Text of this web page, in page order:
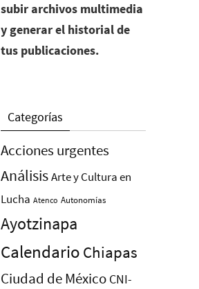
subir archivos multimedia
y generar el historial de
tus publicaciones.
Categorías
Acciones urgentes
AnálisisArte y Cultura en
Lucha Atenco Autonomías
Ayotzinapa
Calendario Chiapas
Ciudad de México CNI-